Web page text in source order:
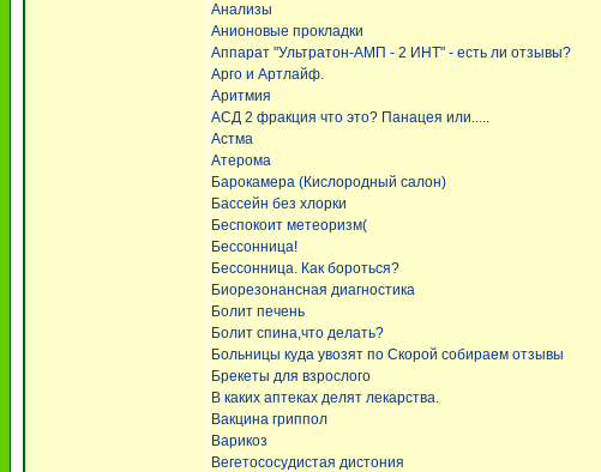
Анализы
Анионовые прокладки
Аппарат "Ультратон-АМП - 2 ИНТ" - есть ли отзывы?
Арго и Артлайф.
Аритмия
АСД 2 фракция что это? Панацея или.....
Астма
Атерома
Барокамера (Кислородный салон)
Бассейн без хлорки
Беспокоит метеоризм(
Бессонница!
Бессонница. Как бороться?
Биорезонансная диагностика
Болит печень
Болит спина,что делать?
Больницы куда увозят по Скорой собираем отзывы
Брекеты для взрослого
В каких аптеках делят лекарства.
Вакцина гриппол
Варикоз
Вегетососудистая дистония